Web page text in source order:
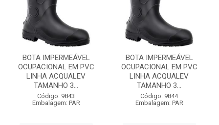
BOTA IMPERMEÁVEL
OCUPACIONAL EM PVC
LINHA ACQUALEV
TAMANHO 3...
Código: 9843
Embalagem: PAR
BOTA IMPERMEÁVEL
OCUPACIONAL EM PVC
LINHA ACQUALEV
TAMANHO 3...
Código: 9844
Embalagem: PAR